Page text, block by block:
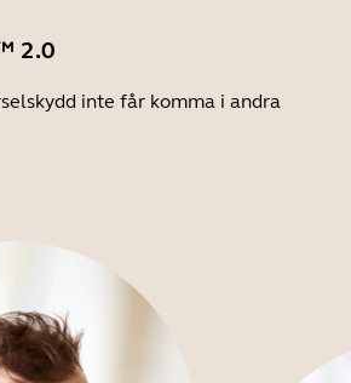
2.0
inte får komma i andra